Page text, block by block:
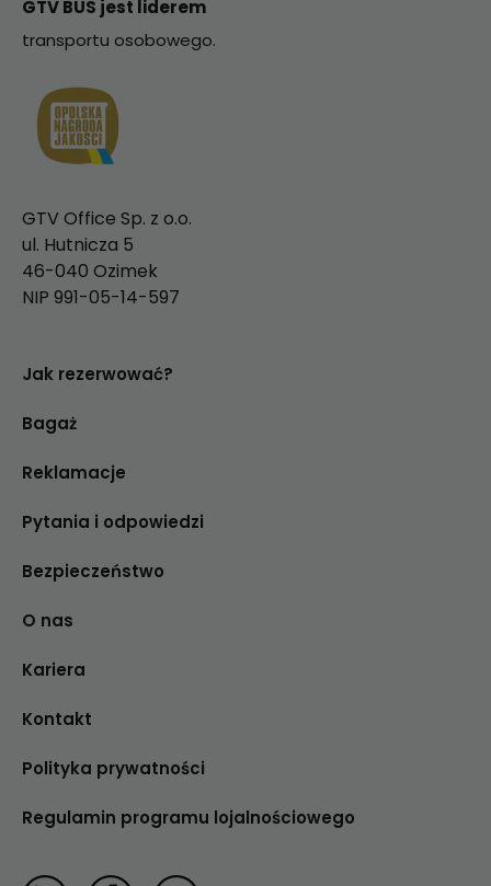
GTV BUS jest liderem
transportu osobowego.
GTV Office Sp. z o.o.
ul. Hutnicza 5
46-040 Ozimek
NIP 991-05-14-597
Jak rezerwować?
Bagaż
Reklamacje
Pytania i odpowiedzi
Bezpieczeństwo
O nas
Kariera
Kontakt
Polityka prywatności
Regulamin programu lojalnościowego